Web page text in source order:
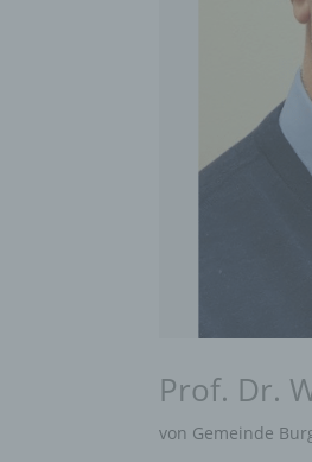
Prof. Dr.
von Gemeinde